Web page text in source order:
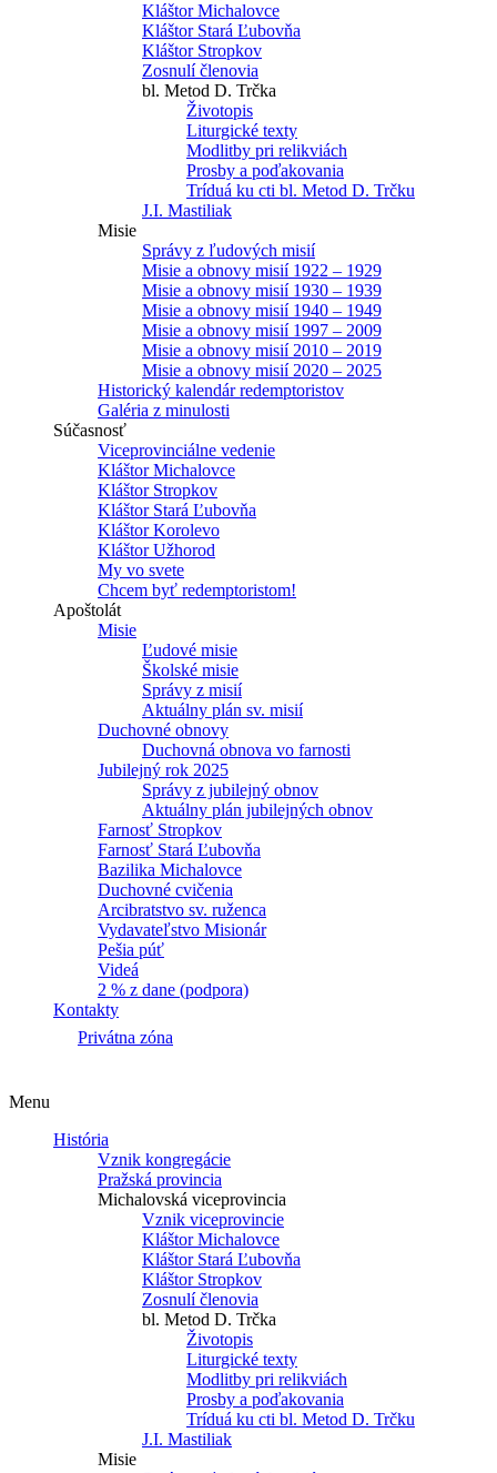
Kláštor Michalovce
Kláštor Stará Ľubovňa
Kláštor Stropkov
Zosnulí členovia
bl. Metod D. Trčka
Životopis
Liturgické texty
Modlitby pri relikviách
Prosby a poďakovania
Tríduá ku cti bl. Metod D. Trčku
J.I. Mastiliak
Misie
Správy z ľudových misií
Misie a obnovy misií 1922 – 1929
Misie a obnovy misií 1930 – 1939
Misie a obnovy misií 1940 – 1949
Misie a obnovy misií 1997 – 2009
Misie a obnovy misií 2010 – 2019
Misie a obnovy misií 2020 – 2025
Historický kalendár redemptoristov
Galéria z minulosti
Súčasnosť
Viceprovinciálne vedenie
Kláštor Michalovce
Kláštor Stropkov
Kláštor Stará Ľubovňa
Kláštor Korolevo
Kláštor Užhorod
My vo svete
Chcem byť redemptoristom!
Apoštolát
Misie
Ľudové misie
Školské misie
Správy z misií
Aktuálny plán sv. misií
Duchovné obnovy
Duchovná obnova vo farnosti
Jubilejný rok 2025
Správy z jubilejný obnov
Aktuálny plán jubilejných obnov
Farnosť Stropkov
Farnosť Stará Ľubovňa
Bazilika Michalovce
Duchovné cvičenia
Arcibratstvo sv. ruženca
Vydavateľstvo Misionár
Pešia púť
Videá
2 % z dane (podpora)
Kontakty
Privátna zóna
Menu
História
Vznik kongregácie
Pražská provincia
Michalovská viceprovincia
Vznik viceprovincie
Kláštor Michalovce
Kláštor Stará Ľubovňa
Kláštor Stropkov
Zosnulí členovia
bl. Metod D. Trčka
Životopis
Liturgické texty
Modlitby pri relikviách
Prosby a poďakovania
Tríduá ku cti bl. Metod D. Trčku
J.I. Mastiliak
Misie